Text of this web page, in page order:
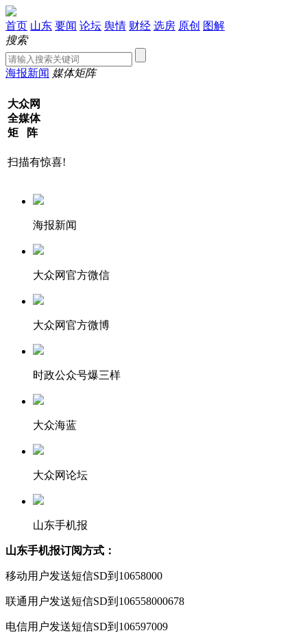
首页 山东 要闻 论坛 舆情 财经 选房 原创 图解
搜索
海报新闻 媒体矩阵
大众网
全媒体
矩 阵
扫描有惊喜!
海报新闻
大众网官方微信
大众网官方微博
时政公众号爆三样
大众海蓝
大众网论坛
山东手机报
山东手机报订阅方式：
移动用户发送短信SD到10658000
联通用户发送短信SD到106558000678
电信用户发送短信SD到106597009